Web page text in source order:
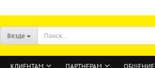
Везде
КЛИЕНТАМ ПАРТНЕРАМ ОБЩЕНИЕ